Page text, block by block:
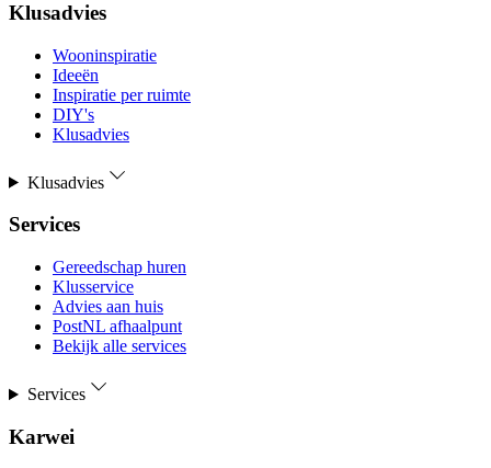
Klusadvies
Wooninspiratie
Ideeën
Inspiratie per ruimte
DIY's
Klusadvies
Klusadvies
Services
Gereedschap huren
Klusservice
Advies aan huis
PostNL afhaalpunt
Bekijk alle services
Services
Karwei